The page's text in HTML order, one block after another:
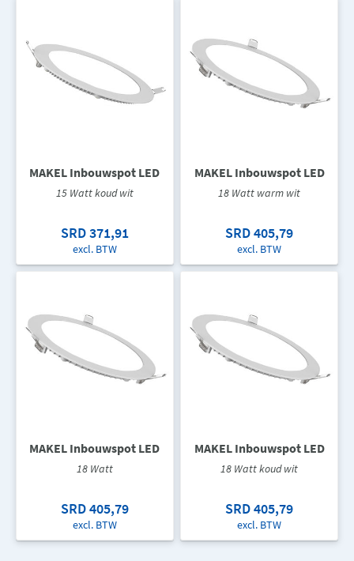
MAKEL Inbouwspot LED
15 Watt koud wit
SRD 371,91
excl. BTW
MAKEL Inbouwspot LED
18 Watt warm wit
SRD 405,79
excl. BTW
MAKEL Inbouwspot LED
18 Watt
SRD 405,79
excl. BTW
MAKEL Inbouwspot LED
18 Watt koud wit
SRD 405,79
excl. BTW